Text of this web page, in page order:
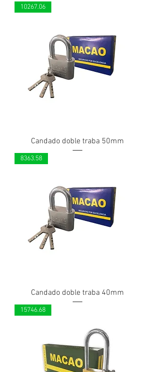
10267.06
Candado doble traba 50mm
8363.58
Candado doble traba 40mm
15746.68